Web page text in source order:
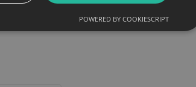
POWERED BY COOKIESCRIPT